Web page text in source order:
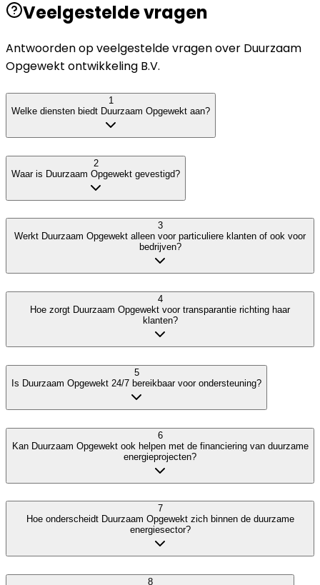
Veelgestelde vragen
Antwoorden op veelgestelde vragen over Duurzaam
Opgewekt ontwikkeling B.V.
1
Welke diensten biedt Duurzaam Opgewekt aan?
2
Waar is Duurzaam Opgewekt gevestigd?
3
Werkt Duurzaam Opgewekt alleen voor particuliere klanten of ook voor
bedrijven?
4
Hoe zorgt Duurzaam Opgewekt voor transparantie richting haar
klanten?
5
Is Duurzaam Opgewekt 24/7 bereikbaar voor ondersteuning?
6
Kan Duurzaam Opgewekt ook helpen met de financiering van duurzame
energieprojecten?
7
Hoe onderscheidt Duurzaam Opgewekt zich binnen de duurzame
energiesector?
8